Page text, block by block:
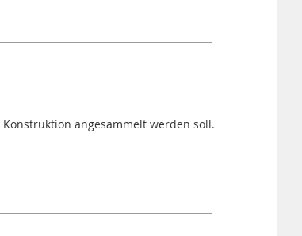
angesammelt werden soll.